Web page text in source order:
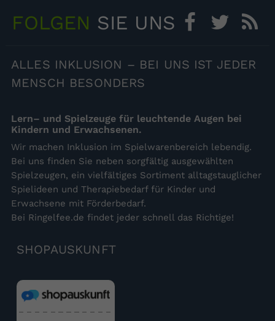
FOLGEN SIE UNS FacebookTwitter
ALLES INKLUSION – BEI UNS IST JEDER
MENSCH BESONDERS
Lern– und Spielzeuge für leuchtende Augen bei
Kindern und Erwachsenen.
Wir machen Inklusion im Spielwarenbereich lebendig.
Bei uns finden Sie neben sorgfältig ausgewählten
Spielzeugen, ein vielfältiges Sortiment alltagstauglicher
Spielideen und Therapiebedarf für Kinder und
Erwachsene mit Förderbedarf.
Bei Ringelfee.de findet jeder schnell das Richtige!
SHOPAUSKUNFT